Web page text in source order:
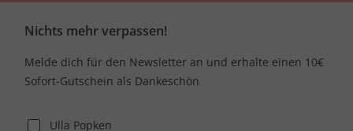
Nichts mehr verpassen!
Melde dich für den Newsletter an und erhalte einen 10€
Sofort-Gutschein als Dankeschön
Ulla Popken